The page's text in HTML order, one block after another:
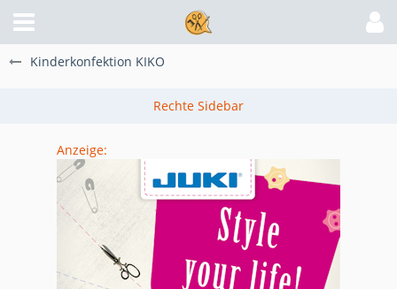
Kinderkonfektion KIKO
Anzeige: